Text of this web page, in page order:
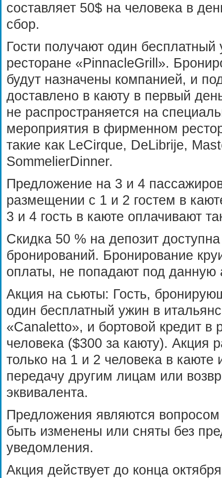
составляет 50$ на человека в
сбор.
Гости получают один
ресторане «PinnacleGrill».
будут назначены компанией, и
доставлено в каюту в первый
не распространяется на
мероприятия в фирменном
такие как LeCirque, DeLibrije,
SommelierDinner.
Предложение на 3 и 4
размещении с 1 и 2 гостем в
3 и 4 гость в каюте оплачивают
Скидка 50 % на депозит
бронирований. Бронирование
оплаты, не попадают под данную
Акция на сьюты: Гость,
один бесплатный ужин в
«Canaletto», и бортовой кредит в
человека ($300 за каюту). Акция
только на 1 и 2 человека в каюте
передачу другим лицам или
эквивалента.
Предложения являются
быть изменены или сняты без
уведомления.
Акция действует до конца